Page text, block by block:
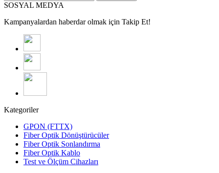
SOSYAL MEDYA
Kampanyalardan haberdar olmak için Takip Et!
Kategoriler
GPON (FTTX)
Fiber Optik Dönüştürücüler
Fiber Optik Sonlandırma
Fiber Optik Kablo
Test ve Ölçüm Cihazları